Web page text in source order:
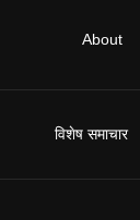
About
विशेष समाचार